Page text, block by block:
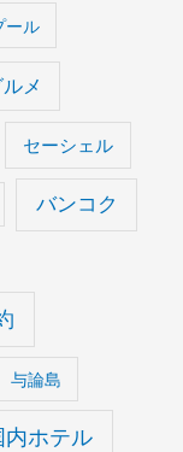
ール
メ
セーシェル
バンコク
与論島
内ホテル